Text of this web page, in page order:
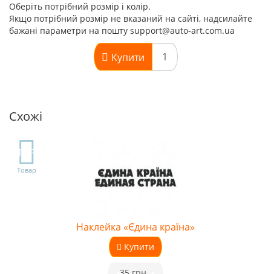
Оберіть потрібний розмір і колір.
Якщо потрібний розмір не вказаний на сайті, надсилайте
бажані параметри на пошту support@auto-art.com.ua
Купити
Схожі
TOP
Товар
Наклейка «Єдина країна»
Купити